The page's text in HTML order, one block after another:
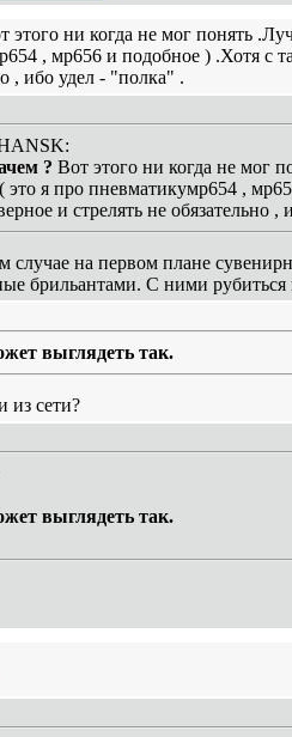
этого ни когда не мог понять
, мр656 и подобное ) .Хотя с
, ибо удел - "полка" .
? Вот этого ни когда не мог
это я про пневматикумр654 ,
и стрелять не обязательно
на первом плане
брильантами. С ними рубиться
выглядеть так.
из сети?
выглядеть так.